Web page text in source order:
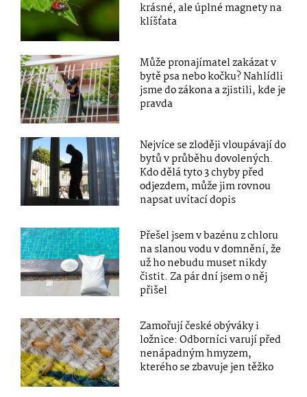
krásné, ale úplné magnety na
klíšťata
Může pronajímatel zakázat v
bytě psa nebo kočku? Nahlídli
jsme do zákona a zjistili, kde je
pravda
Nejvíce se zloději vloupávají do
bytů v průběhu dovolených.
Kdo dělá tyto 3 chyby před
odjezdem, může jim rovnou
napsat uvítací dopis
Přešel jsem v bazénu z chloru
na slanou vodu v domnění, že
už ho nebudu muset nikdy
čistit. Za pár dní jsem o něj
přišel
Zamořují české obýváky i
ložnice: Odborníci varují před
nenápadným hmyzem,
kterého se zbavuje jen těžko